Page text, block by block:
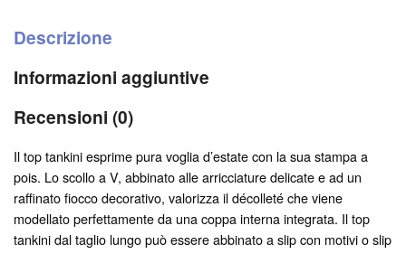
Descrizione
Informazioni aggiuntive
Recensioni (0)
Il top tankini esprime pura voglia d’estate con la sua stampa a
pois. Lo scollo a V, abbinato alle arricciature delicate e ad un
raffinato fiocco decorativo, valorizza il décolleté che viene
modellato perfettamente da una coppa interna integrata. Il top
tankini dal taglio lungo può essere abbinato a slip con motivi o slip